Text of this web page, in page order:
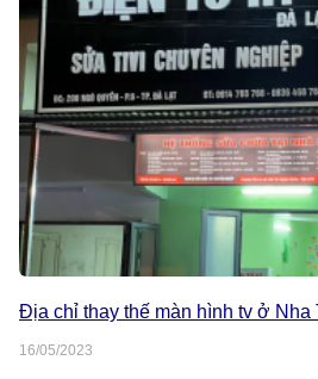
Địa chỉ thay thế màn hình tv ở Nha
16/05/2023